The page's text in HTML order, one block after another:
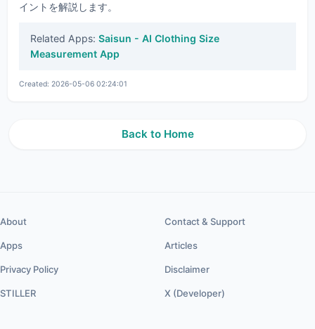
イントを解説します。
Related Apps: Saisun - AI Clothing Size
Measurement App
Created: 2026-05-06 02:24:01
Back to Home
About Contact & Support
Apps Articles
Privacy Policy Disclaimer
STILLER X (Developer)